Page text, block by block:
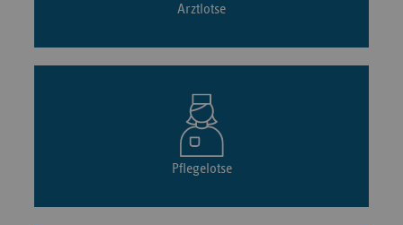
Arztlotse
Pflegelotse